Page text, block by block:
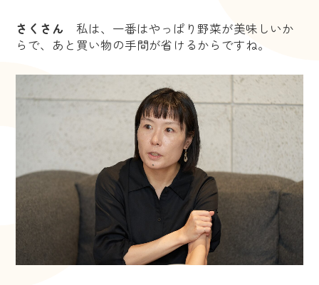
さくさん私は、一番はやっぱり野菜が美味しいか
らで、あと買い物の手間が省けるからですね。